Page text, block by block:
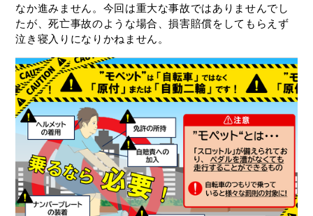
なか進みません。今回は重大な事故ではありませんでし
たが、死亡事故のような場合、損害賠償をしてもらえず
泣き寝入りになりかねません。